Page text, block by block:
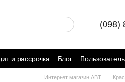
(098)
и рассрочка Блог
Интернет магазин ABT